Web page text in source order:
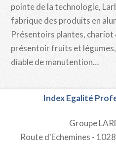
pointe de la technologie,
fabrique des produits en
Présentoirs plantes, chariot
présentoir fruits et
diable de manutention…
Index Egalité
Groupe
Route d'Echemines -